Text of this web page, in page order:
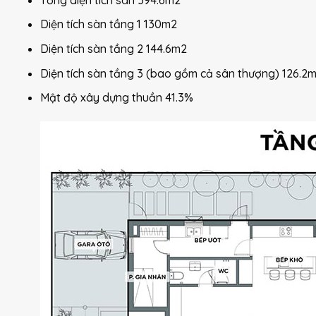
Diện tích sàn tầng 1 130m2
Diện tích sàn tầng 2 144.6m2
Diện tích sàn tầng 3 (bao gồm cả sân thượng)
Mật độ xây dựng thuần 41.3%